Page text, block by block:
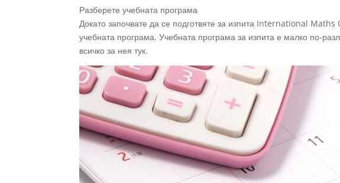
Разберете учебната програма
Докато започвате да се подготвяте за изпита International
учебната програма. Учебната програма за изпита е малко по-
всичко за нея тук.